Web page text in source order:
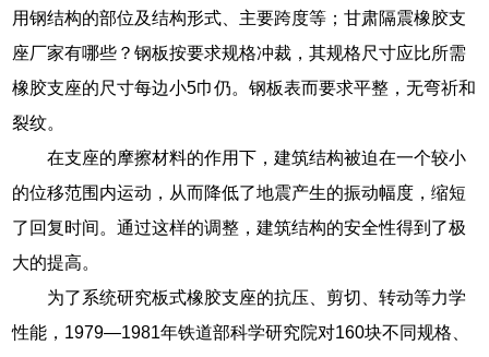
用钢结构的部位及结构形式、主要跨度等；甘肃隔震橡胶支
座厂家有哪些？钢板按要求规格冲裁，其规格尺寸应比所需
橡胶支座的尺寸每边小5巾仍。钢板表而要求平整，无弯祈和
裂纹。
在支座的摩擦材料的作用下，建筑结构被迫在一个较小
的位移范围内运动，从而降低了地震产生的振动幅度，缩短
了回复时间。通过这样的调整，建筑结构的安全性得到了极
大的提高。
为了系统研究板式橡胶支座的抗压、剪切、转动等力学
性能，1979—1981年铁道部科学研究院对160块不同规格、